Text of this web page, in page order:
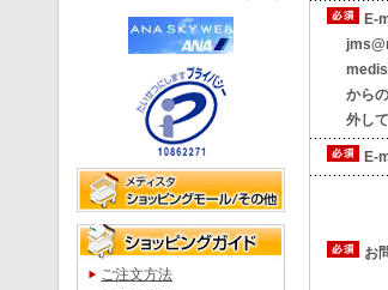
E-
から
外し
E-
お
ご注文方法